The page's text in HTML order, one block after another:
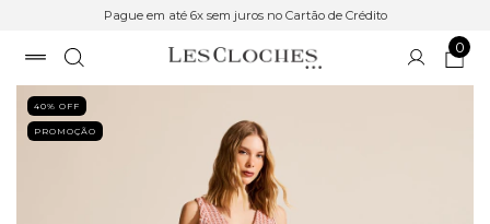
Pague em até 6x sem juros no Cartão de Crédito
0
40% OFF
PROMOÇÃO